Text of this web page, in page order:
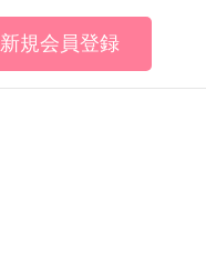
新規会員登録